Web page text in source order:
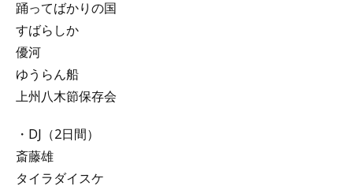
踊ってばかりの国
すばらしか
優河
ゆうらん船
上州八木節保存会
・DJ（2日間）
斎藤雄
タイラダイスケ